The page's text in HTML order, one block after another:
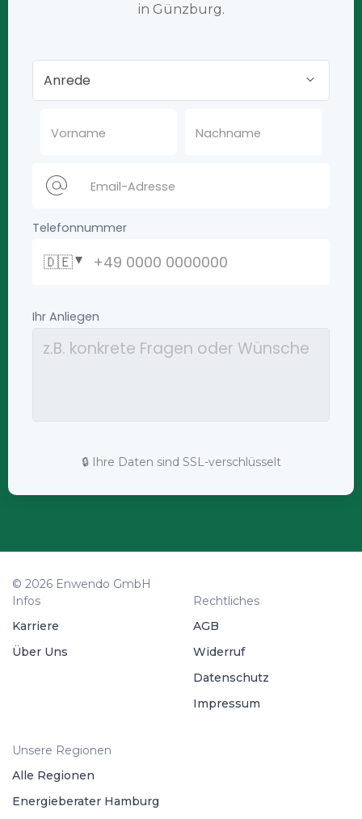
in Günzburg.
🔒 Ihre Daten sind SSL-verschlüsselt
© 2026 Enwendo GmbH
Infos
Karriere
Über Uns
Rechtliches
AGB
Widerruf
Datenschutz
Impressum
Unsere Regionen
Alle Regionen
Energieberater Hamburg